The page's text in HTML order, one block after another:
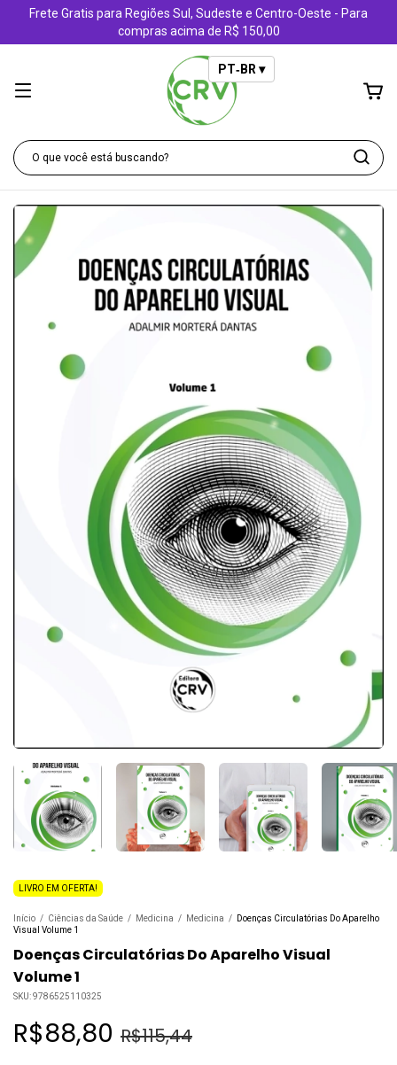
Frete Gratis para Regiões Sul, Sudeste e Centro-Oeste - Para
compras acima de R$ 150,00
PT‑BR ▾
LIVRO EM OFERTA!
Início / Ciências da Saúde / Medicina / Medicina /
Doenças Circulatórias Do Aparelho
Visual Volume 1
Doenças Circulatórias Do Aparelho Visual
Volume 1
SKU:9786525110325
R$88,80 R$115,44